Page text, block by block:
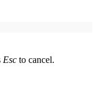
Esc to cancel.